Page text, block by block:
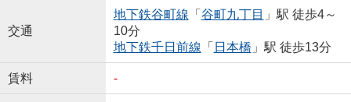
交通
地下鉄谷町線 「 谷町九丁目 」駅 徒歩4～
10分
地下鉄千日前線 「 日本橋 」駅 徒歩13分
賃料 -